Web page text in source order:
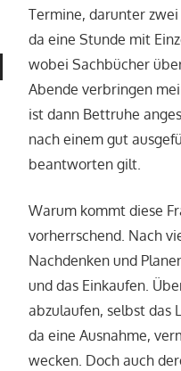
Termine, darunter
da eine Stunde mit
wobei Sachbücher
Abende verbringen
ist dann Bettruhe
nach einem gut
beantworten gilt.
Warum kommt diese
vorherrschend. Nach
Nachdenken und
und das Einkaufen.
abzulaufen, selbst das
da eine Ausnahme,
wecken. Doch auch